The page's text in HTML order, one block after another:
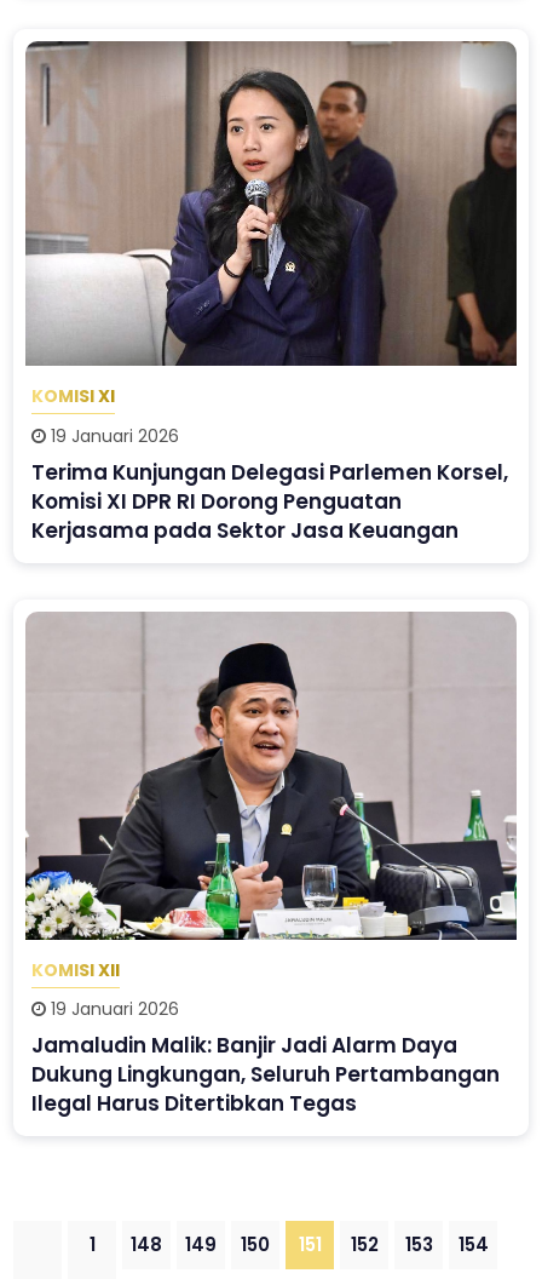
KOMISI XI
19 Januari 2026
Terima Kunjungan Delegasi Parlemen Korsel,
Komisi XI DPR RI Dorong Penguatan
Kerjasama pada Sektor Jasa Keuangan
KOMISI XII
19 Januari 2026
Jamaludin Malik: Banjir Jadi Alarm Daya
Dukung Lingkungan, Seluruh Pertambangan
Ilegal Harus Ditertibkan Tegas
1 148 149 150 151 152 153
154